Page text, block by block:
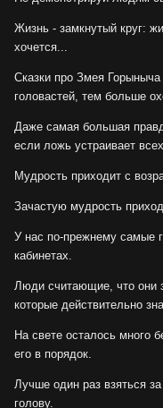
Жизнь - замкнутый круг:
хочется...
Сказки про Змея
головастей, тем больше
Даже самая большая
если ложь устраивает
Мудрость приходит с
Зачастую мудрость
У нас по-прежнему самые
кабинетах.
Люди считающие, что они
которые действительно
На свете осталось много
его в порядок.
Лучше один раз взяться
голову.